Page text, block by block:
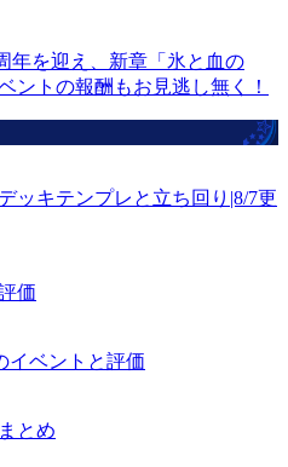
年を迎え、新章「氷と血の
ントの報酬もお見逃し無く！
ッキテンプレと立ち回り|8/7更
価
イベントと評価
とめ